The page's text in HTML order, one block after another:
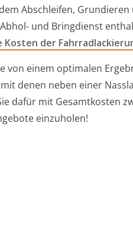
Abschleifen,
und Bringdienst
der
von einem optimalen
denen neben einer
dafür mit Gesamtkosten
einzuholen!